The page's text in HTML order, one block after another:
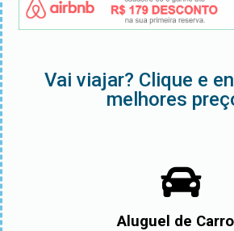
Vai viajar? Clique e
melhores
Aluguel de